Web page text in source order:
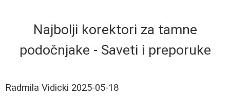
Najbolji korektori za tamne
podočnjake - Saveti i preporuke
Radmila Vidicki 2025-05-18